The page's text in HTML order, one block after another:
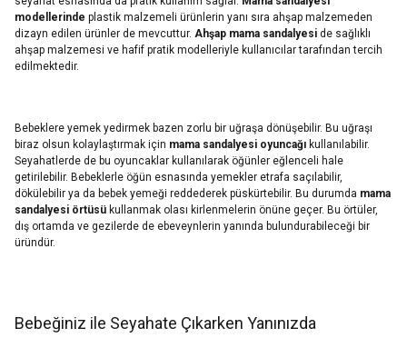
modellerinde plastik malzemeli ürünlerin yanı sıra ahşap malzemeden
dizayn edilen ürünler de mevcuttur. Ahşap mama sandalyesi de sağlıklı
ahşap malzemesi ve hafif pratik modelleriyle kullanıcılar tarafından tercih
edilmektedir.
Bebeklere yemek yedirmek bazen zorlu bir uğraşa dönüşebilir. Bu uğraşı
biraz olsun kolaylaştırmak için mama sandalyesi oyuncağı kullanılabilir.
Seyahatlerde de bu oyuncaklar kullanılarak öğünler eğlenceli hale
getirilebilir. Bebeklerle öğün esnasında yemekler etrafa saçılabilir,
dökülebilir ya da bebek yemeği reddederek püskürtebilir. Bu durumda mama
sandalyesi örtüsü kullanmak olası kirlenmelerin önüne geçer. Bu örtüler,
dış ortamda ve gezilerde de ebeveynlerin yanında bulundurabileceği bir
üründür.
Bebeğiniz ile Seyahate Çıkarken Yanınızda